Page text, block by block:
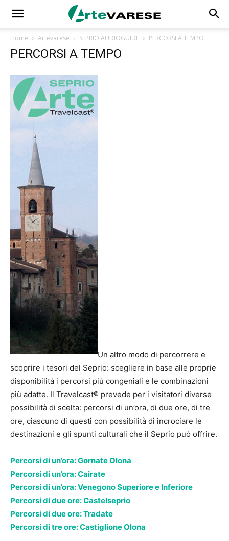
Home Artevarese SEPRIO AUDIOGUIDE PERCORSI A TEMPO
PERCORSI A TEMPO
Un altro modo di percorrere e
scoprire i tesori del Seprio: scegliere in base alle proprie
disponibilità i percorsi più congeniali e le combinazioni
più adatte. Il Travelcast® prevede per i visitatori diverse
possibilità di scelta: percorsi di un’ora, di due ore, di tre
ore, ciascuno di questi con possibilità di incrociare le
destinazioni e gli spunti culturali che il Seprio può offrire.
Percorsi di un’ora: Gornate Olona
Percorsi di un’ora: Cairate
Percorsi di un’ora: Venegono Superiore e Inferiore
Percorsi di due ore: Castelseprio
Percorsi di due ore: Tradate
Percorsi di tre ore: Castiglione Olona